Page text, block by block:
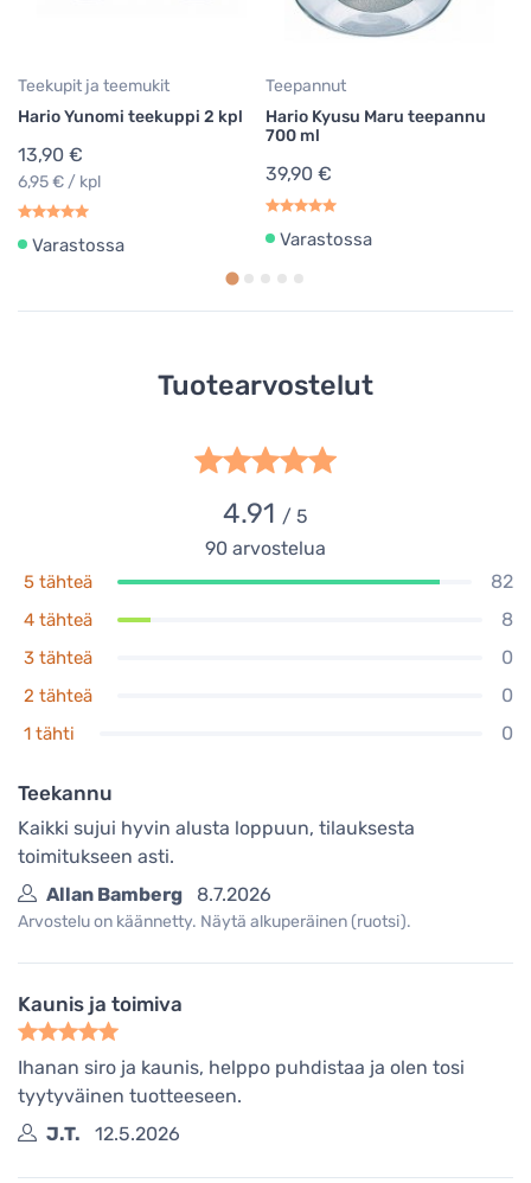
Teekupit ja teemukit
Hario Yunomi teekuppi 2 kpl
13,90 €
6,95 € / kpl
Varastossa
Teepannut
Hario Kyusu Maru teepannu
700 ml
39,90 €
Varastossa
Tuotearvostelut
4.91 / 5
90 arvostelua
5 tähteä 82
4 tähteä 8
3 tähteä 0
2 tähteä 0
1 tähti 0
Teekannu
Kaikki sujui hyvin alusta loppuun, tilauksesta
toimitukseen asti.
Allan Bamberg
8.7.2026
Arvostelu on käännetty. Näytä alkuperäinen (ruotsi).
Kaunis ja toimiva
Ihanan siro ja kaunis, helppo puhdistaa ja olen tosi
tyytyväinen tuotteeseen.
J.T.
12.5.2026